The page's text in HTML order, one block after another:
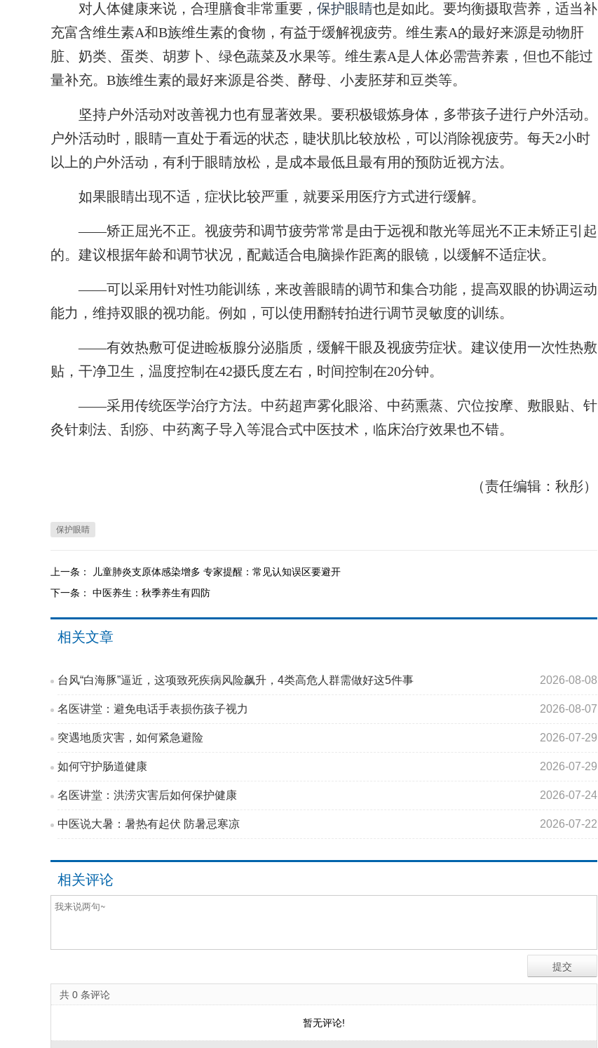
对人体健康来说，合理膳食非常重要， 保护眼睛也是如此。要均衡摄取营养，适当补
充富含维生素A和B族维生素的食物，有益于缓解视疲劳。维生素A的最好来源是动物肝
脏、奶类、蛋类、胡萝卜、绿色蔬菜及水果等。维生素A是人体必需营养素，但也不能过
量补充。B族维生素的最好来源是谷类、酵母、小麦胚芽和豆类等。
坚持户外活动对改善视力也有显著效果。要积极锻炼身体，多带孩子进行户外活动。
户外活动时，眼睛一直处于看远的状态，睫状肌比较放松，可以消除视疲劳。每天2小时
以上的户外活动，有利于眼睛放松，是成本最低且最有用的预防近视方法。
如果眼睛出现不适，症状比较严重，就要采用医疗方式进行缓解。
——矫正屈光不正。视疲劳和调节疲劳常常是由于远视和散光等屈光不正未矫正引起
的。建议根据年龄和调节状况，配戴适合电脑操作距离的眼镜，以缓解不适症状。
——可以采用针对性功能训练，来改善眼睛的调节和集合功能，提高双眼的协调运动
能力，维持双眼的视功能。例如，可以使用翻转拍进行调节灵敏度的训练。
——有效热敷可促进睑板腺分泌脂质，缓解干眼及视疲劳症状。建议使用一次性热敷
贴，干净卫生，温度控制在42摄氏度左右，时间控制在20分钟。
——采用传统医学治疗方法。中药超声雾化眼浴、中药熏蒸、穴位按摩、敷眼贴、针
灸针刺法、刮痧、中药离子导入等混合式中医技术，临床治疗效果也不错。
（责任编辑：秋彤）
保护眼睛
上一条：
儿童肺炎支原体感染增多 专家提醒：常见认知误区要避开
下一条： 中医养生：秋季养生有四防
相关文章
台风“白海豚”逼近，这项致死疾病风险飙升，4类高危人群需做好这5件事 2026-08-08
名医讲堂：避免电话手表损伤孩子视力 2026-08-07
突遇地质灾害，如何紧急避险 2026-07-29
如何守护肠道健康 2026-07-29
名医讲堂：洪涝灾害后如何保护健康 2026-07-24
中医说大暑：暑热有起伏 防暑忌寒凉 2026-07-22
相关评论
共 0 条评论
暂无评论!